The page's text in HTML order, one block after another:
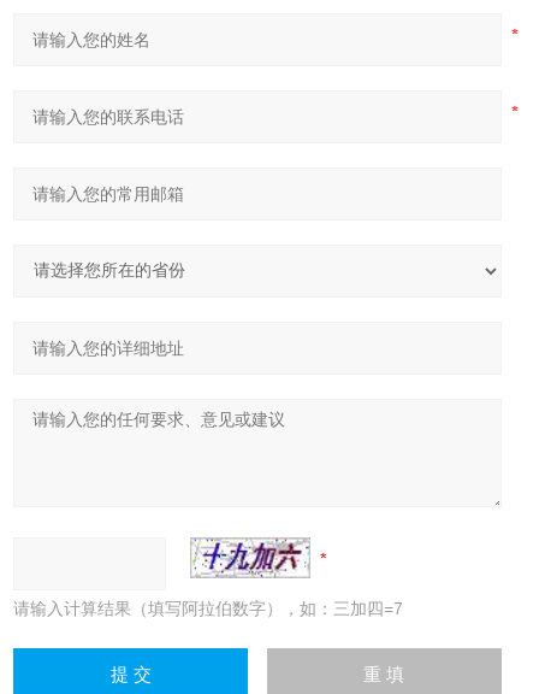
请输入计算结果（填写阿拉伯数字），如：三加四=7